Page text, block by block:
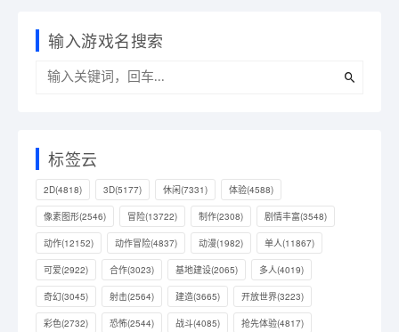
容量2.7GB|免安装绿色中文版|支持键
键盘.鼠标.手柄
告诉我为什么 谓何 Tell Me Why 中文
版|容量7GB|内置3DM1.0简中汉化|支
持键盘.鼠标.手柄